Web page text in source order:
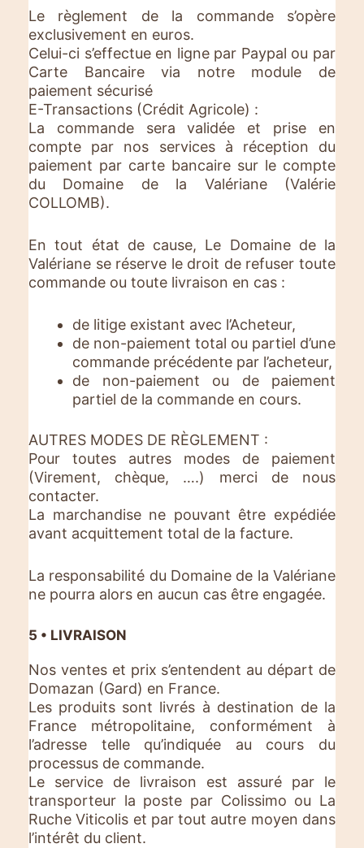
Le règlement de la commande s’opère
exclusivement en euros.
Celui-ci s’effectue en ligne par Paypal ou par
Carte Bancaire via notre module de
paiement sécurisé
E-Transactions (Crédit Agricole) :
La commande sera validée et prise en
compte par nos services à réception du
paiement par carte bancaire sur le compte
du Domaine de la Valériane (Valérie
COLLOMB).
En tout état de cause, Le Domaine de la
Valériane se réserve le droit de refuser toute
commande ou toute livraison en cas :
de litige existant avec l’Acheteur,
de non-paiement total ou partiel d’une
commande précédente par l’acheteur,
de non-paiement ou de paiement
partiel de la commande en cours.
AUTRES MODES DE RÈGLEMENT :
Pour toutes autres modes de paiement
(Virement, chèque, ….) merci de nous
contacter.
La marchandise ne pouvant être expédiée
avant acquittement total de la facture.
La responsabilité du Domaine de la Valériane
ne pourra alors en aucun cas être engagée.
5 • LIVRAISON
Nos ventes et prix s’entendent au départ de
Domazan (Gard) en France.
Les produits sont livrés à destination de la
France métropolitaine, conformément à
l’adresse telle qu’indiquée au cours du
processus de commande.
Le service de livraison est assuré par le
transporteur la poste par Colissimo ou La
Ruche Viticolis et par tout autre moyen dans
l’intérêt du client.